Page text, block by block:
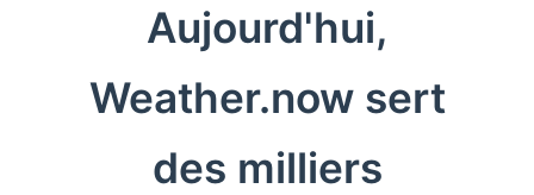
Aujourd'hui,
Weather.now sert
des milliers